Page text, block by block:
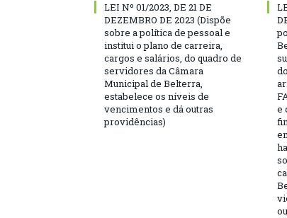
LEI Nº 01/2023, DE 21 DE
DEZEMBRO DE 2023 (Dispõe
sobre a política de pessoal e
institui o plano de carreira,
cargos e salários, do quadro de
servidores da Câmara
Municipal de Belterra,
estabelece os níveis de
vencimentos e dá outras
providências)
e